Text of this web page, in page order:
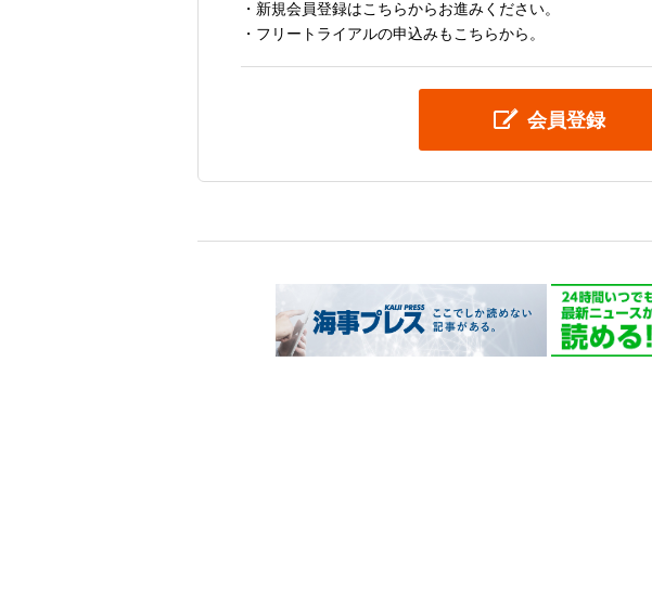
・新規会員登録はこちらからお進みください。
・フリートライアルの申込みもこちらから。
会員登録